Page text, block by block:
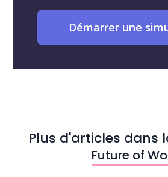
Démarrer une
Plus d'articles dans
Future of